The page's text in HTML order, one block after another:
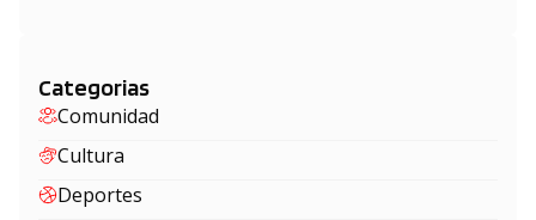
Categorias
Comunidad
Cultura
Deportes